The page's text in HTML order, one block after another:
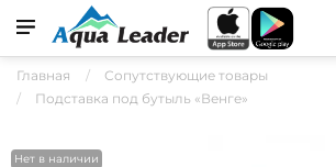
Главная
Сопутствующие товары
Подставка под бутыль «Венге»
Нет в наличии